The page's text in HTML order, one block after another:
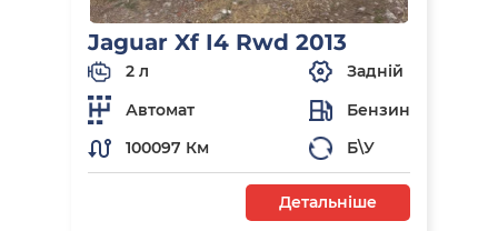
Jaguar Xf I4 Rwd 2013
2 л
Задній
Автомат
Бензин
100097 Км
Б\У
Детальніше